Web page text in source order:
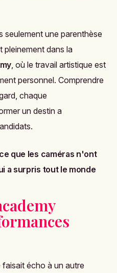
seulement une parenthèse
pleinement dans la
, où le travail artistique est
personnel. Comprendre
chaque
un destin a
que les caméras n'ont
a surpris tout le monde
écho à un autre